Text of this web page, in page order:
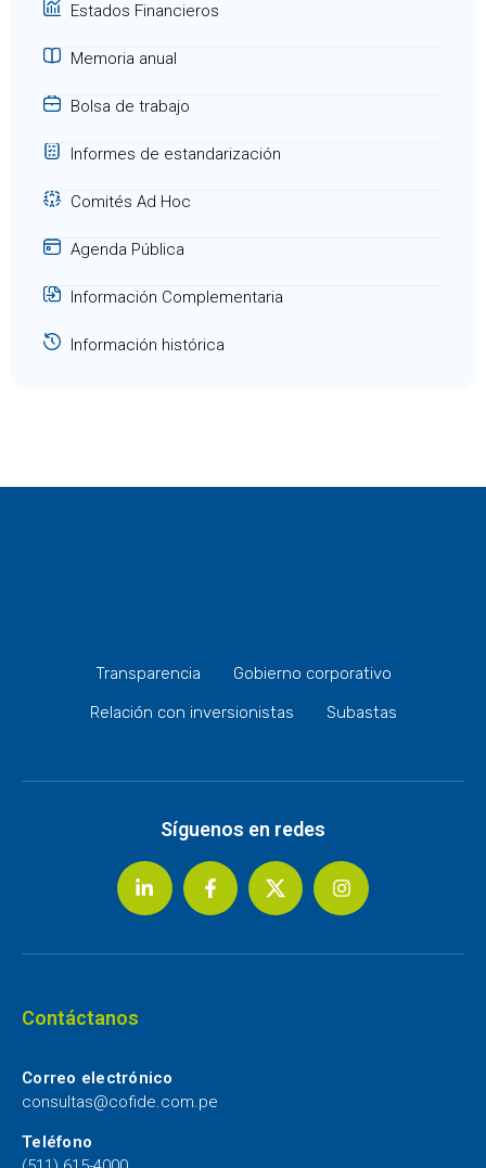
Estados Financieros
Memoria anual
Bolsa de trabajo
Informes de estandarización
Comités Ad Hoc
Agenda Pública
Información Complementaria
Información histórica
Transparencia
Gobierno corporativo
Relación con inversionistas
Subastas
Síguenos en redes
Contáctanos
Correo electrónico
consultas@cofide.com.pe
Teléfono